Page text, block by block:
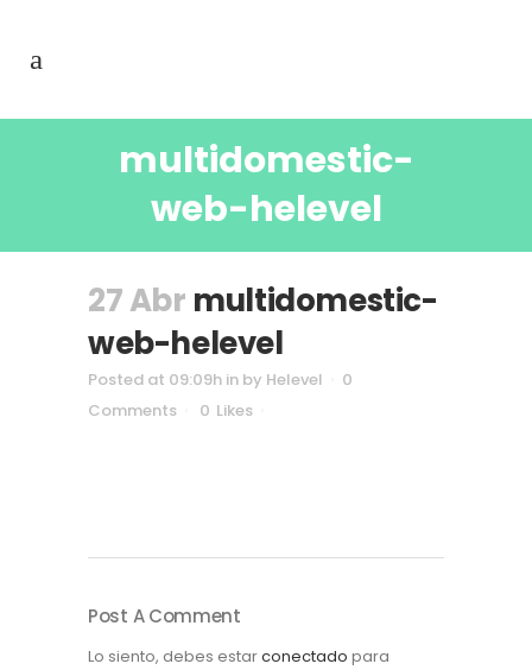
multidomestic-
web-helevel
27 Abr multidomestic-
web-helevel
Posted at 09:09h in by Helevel
0
Comments
0 Likes
Post A Comment
Lo siento, debes estarconectado para